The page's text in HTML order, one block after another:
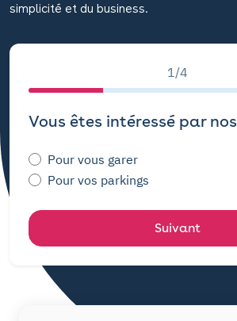
simplicité et du business.
If you
human,
1/4
Vous êtes intéressé par
Pour vous garer
Pour vos parkings
Suivant